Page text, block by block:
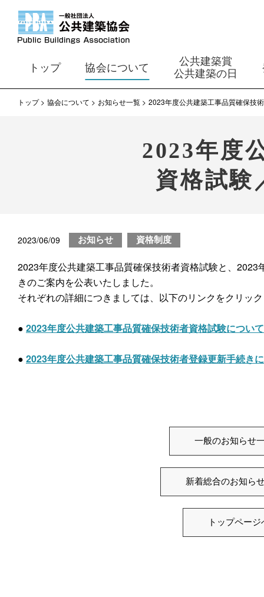
トップ 協会について
公共建築賞
公共建築の日
トップ 協会について お知らせ一覧 2023年度公共建築工事品質確保技
2023年度
資格試験
2023/06/09 お知らせ 資格制度
2023年度公共建築工事品質確保技術者資格試験と、
きのご案内を公表いたしました。
それぞれの詳細につきましては、以下のリンクをクリッ
● 2023年度公共建築工事品質確保技術者資格試験について
● 2023年度公共建築工事品質確保技術者登録更新手続き
一般のお知らせ
新着総合のお知ら
トップページ